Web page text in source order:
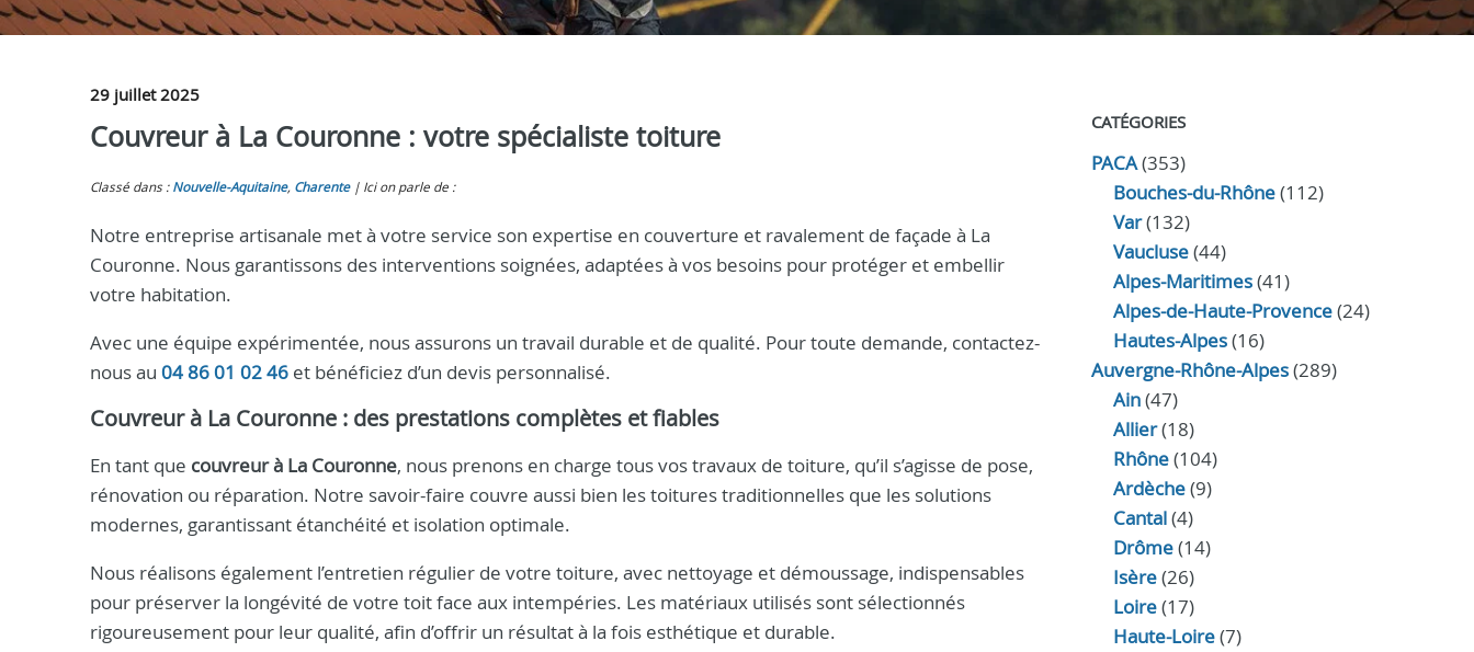
29 juillet 2025
Couvreur à La Couronne : votre spécialiste toiture
Classé dans : Nouvelle-Aquitaine, Charente Ici on parle de :
Notre entreprise artisanale met à votre service son expertise en couverture et ravalement de façade à La
Couronne. Nous garantissons des interventions soignées, adaptées à vos besoins pour protéger et embellir
votre habitation.
Avec une équipe expérimentée, nous assurons un travail durable et de qualité. Pour toute demande, contactez-
nous au 04 86 01 02 46 et bénéficiez d’un devis personnalisé.
Couvreur à La Couronne : des prestations complètes et fiables
En tant que couvreur à La Couronne, nous prenons en charge tous vos travaux de toiture, qu’il s’agisse de pose,
rénovation ou réparation. Notre savoir-faire couvre aussi bien les toitures traditionnelles que les solutions
modernes, garantissant étanchéité et isolation optimale.
Nous réalisons également l’entretien régulier de votre toiture, avec nettoyage et démoussage, indispensables
pour préserver la longévité de votre toit face aux intempéries. Les matériaux utilisés sont sélectionnés
rigoureusement pour leur qualité, afin d’offrir un résultat à la fois esthétique et durable.
CATÉGORIES
PACA(353)
Bouches-du-Rhône(112)
Var(132)
Vaucluse(44)
Alpes-Maritimes(41)
Alpes-de-Haute-Provence(24)
Hautes-Alpes(16)
Auvergne-Rhône-Alpes(289)
Ain(47)
Allier(18)
Rhône(104)
Ardèche(9)
Cantal(4)
Drôme(14)
Isère(26)
Loire(17)
Haute-Loire(7)